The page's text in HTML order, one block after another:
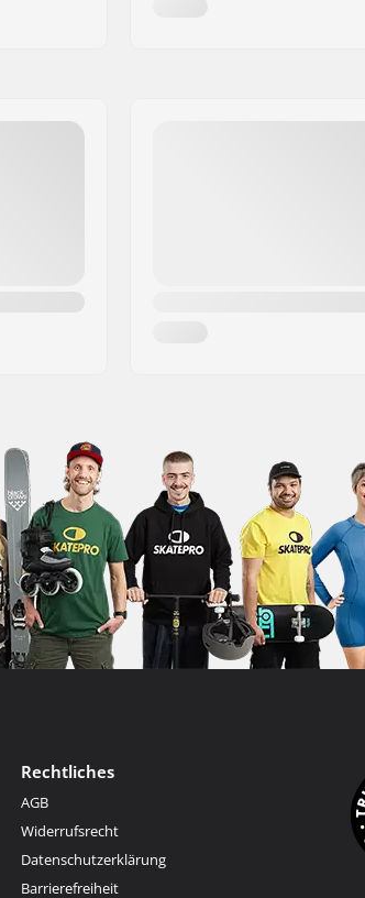
Rechtliches
AGB
Widerrufsrecht
Datenschutzerklärung
Barrierefreiheit